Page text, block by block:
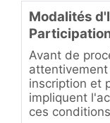
changement
ajustement
ajustement
roue et
Modalités
Avant de
inscription et
impliquent
ces